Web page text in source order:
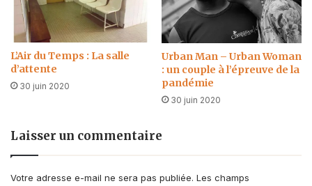
L’Air du Temps : La salle
d’attente
30 juin 2020
Urban Man – Urban Woman
: un couple à l’épreuve de la
pandémie
30 juin 2020
Laisser un commentaire
Votre adresse e-mail ne sera pas publiée. Les champs